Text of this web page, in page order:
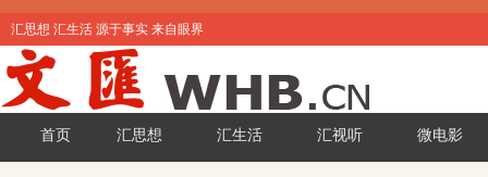
汇思想 汇生活 源于事实 来自眼界
首页 汇思想 汇生活 汇视听 微电影